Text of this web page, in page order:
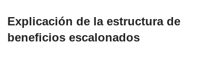
Explicación de la estructura de
beneficios escalonados